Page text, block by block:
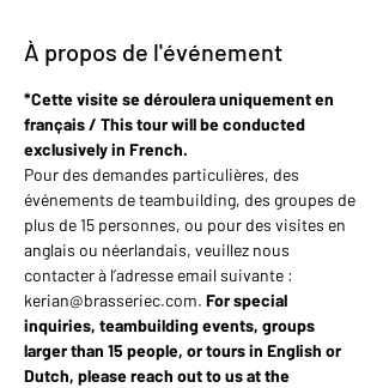
À propos de l'événement
*Cette visite se déroulera uniquement en
français / This tour will be conducted
exclusively in French.
Pour des demandes particulières, des
événements de teambuilding, des groupes de
plus de 15 personnes, ou pour des visites en
anglais ou néerlandais, veuillez nous
contacter à l’adresse email suivante :
kerian@brasseriec.com. For special
inquiries, teambuilding events, groups
larger than 15 people, or tours in English or
Dutch, please reach out to us at the